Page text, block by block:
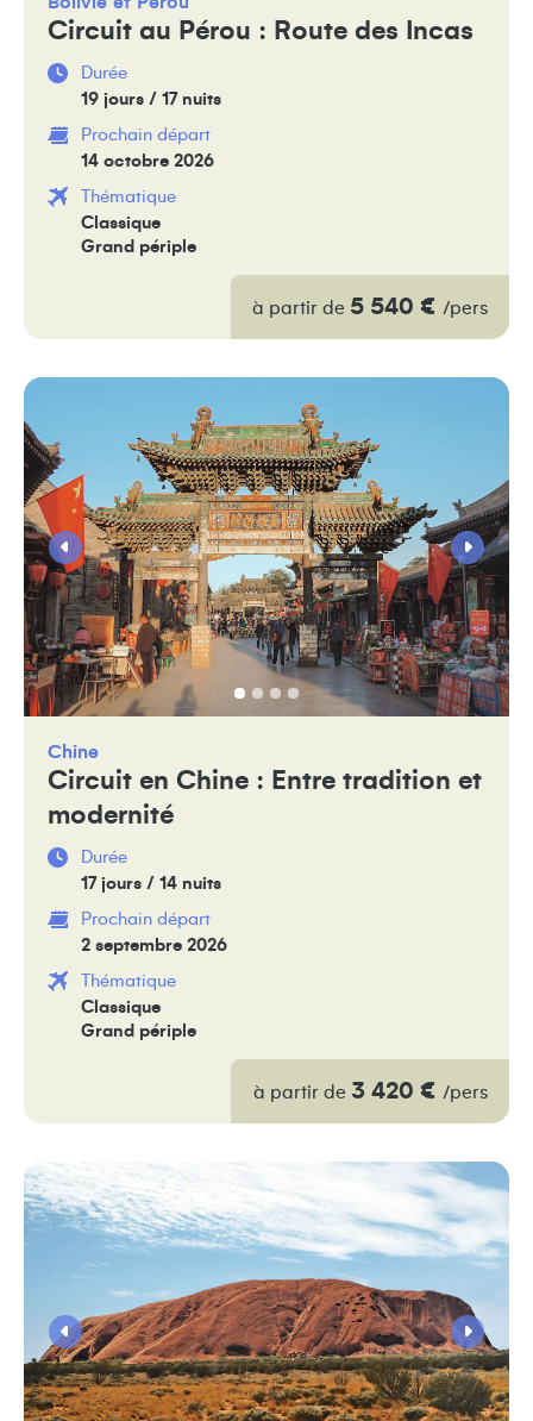
Circuit au Pérou : Route des Incas
Durée
19 jours / 17 nuits
Prochain départ
14 octobre 2026
Thématique
Classique
Grand périple
à partir de 5 540 € /pers
Chine
Circuit en Chine : Entre tradition et
modernité
Durée
17 jours / 14 nuits
Prochain départ
2 septembre 2026
Thématique
Classique
Grand périple
à partir de 3 420 € /pers